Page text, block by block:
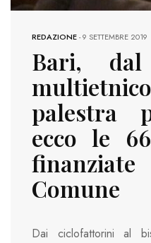
REDAZIONE-9 SETTEMBRE 2019
Bari,
palestra
ecco le
Comune
Dai ciclofattorini al